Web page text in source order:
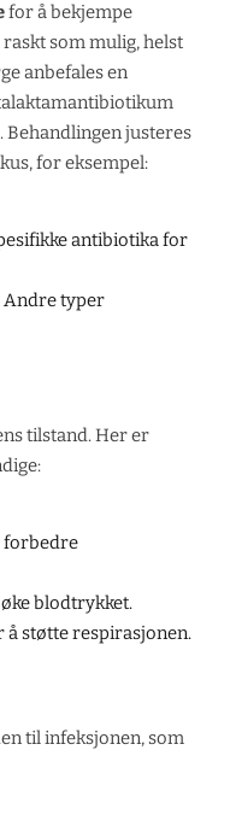
for å bekjempe
som mulig, helst
anbefales en
Behandlingen justeres
for eksempel:
antibiotika for
Andre typer
tilstand. Her er
blodtrykket.
støtte respirasjonen.
til infeksjonen, som